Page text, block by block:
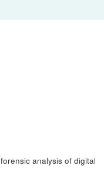
analysis of digital